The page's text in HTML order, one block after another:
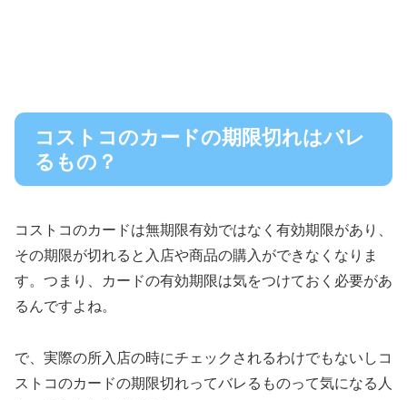
コストコのカードの期限切れはバレ
るもの？
コストコのカードは無期限有効ではなく有効期限があり、
その期限が切れると入店や商品の購入ができなくなりま
す。つまり、カードの有効期限は気をつけておく必要があ
るんですよね。
で、実際の所入店の時にチェックされるわけでもないしコ
ストコのカードの期限切れってバレるものって気になる人